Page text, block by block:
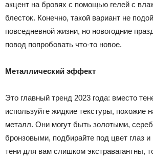
акцент на бровях с помощью гелей с
блесток. Конечно, такой вариант не
повседневной жизни, но новогодние
повод попробовать что-то новое.
Металлический эффект
Это главный тренд 2023 года: вместо
используйте жидкие текстуры, похожие
металл. Они могут быть золотыми,
бронзовыми, подбирайте под цвет глаз
тени для вам слишком экстравагантны,